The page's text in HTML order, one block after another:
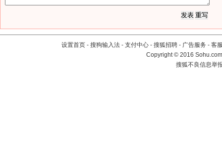
设置首页 - 搜狗输入法 - 支付中心 - 搜狐招聘 - 广告服务 - 客
Copyright©2016
搜狐不良信息举